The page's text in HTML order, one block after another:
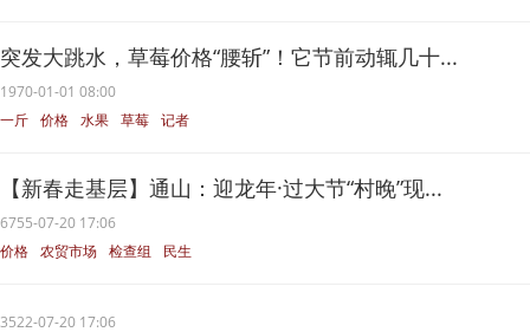
突发大跳水，草莓价格“腰斩”！它节前动辄几十...
1970-01-01 08:00
一斤 价格 水果 草莓 记者
【新春走基层】通山：迎龙年·过大节“村晚”现...
6755-07-20 17:06
价格 农贸市场 检查组
民生
3522-07-20 17:06